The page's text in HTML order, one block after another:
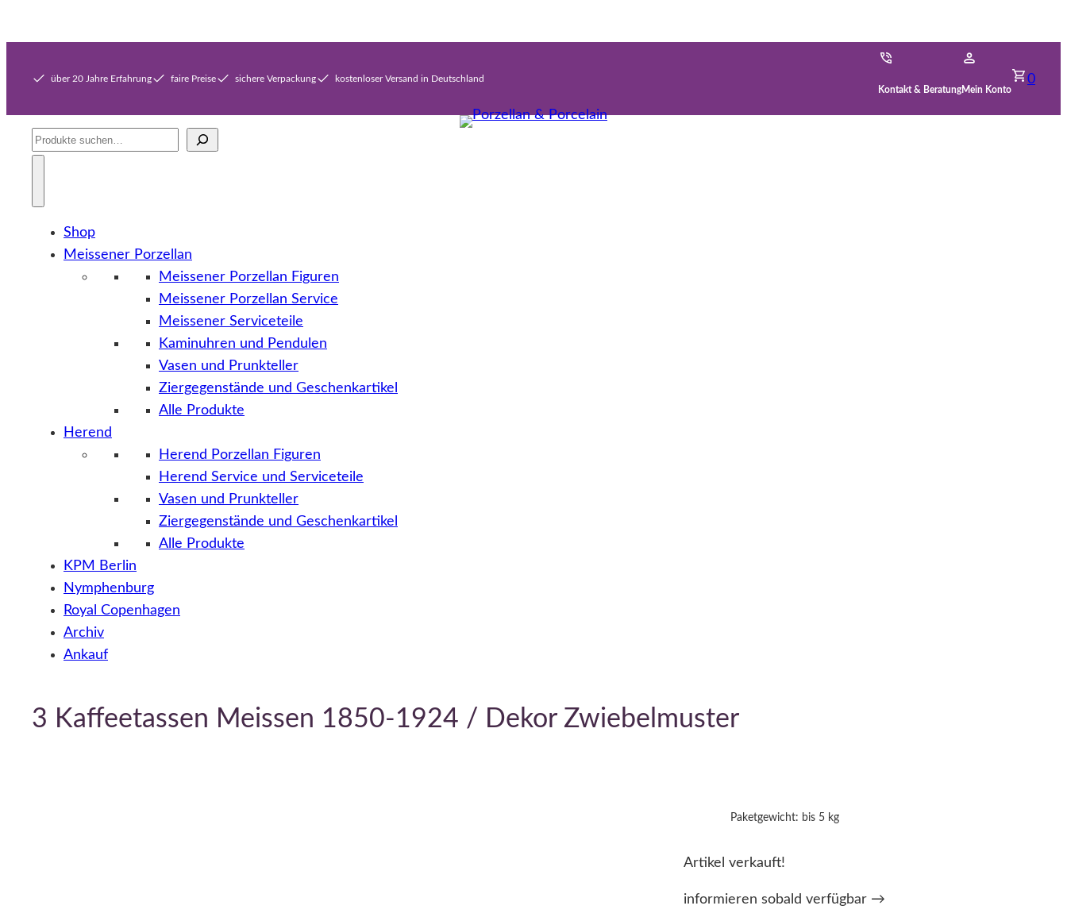
über 20 Jahre Erfahrung faire Preise sichere Verpackung
kostenloser Versand in Deutschland
Kontakt & BeratungMein Konto
0
Suche
Shop
Meissener Porzellan
Meissener Porzellan Figuren
Meissener Porzellan Service
Meissener Serviceteile
Kaminuhren und Pendulen
Vasen und Prunkteller
Ziergegenstände und Geschenkartikel
Alle Produkte
Herend
Herend Porzellan Figuren
Herend Service und Serviceteile
Vasen und Prunkteller
Ziergegenstände und Geschenkartikel
Alle Produkte
KPM Berlin
Nymphenburg
Royal Copenhagen
Archiv
Ankauf
3 Kaffeetassen Meissen 1850-1924 / Dekor Zwiebelmuster
Paketgewicht: bis 5 kg
Artikel verkauft!
informieren sobald verfügbar →